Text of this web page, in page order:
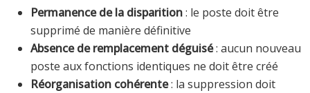
Permanence de la disparition: le poste doit être
supprimé de manière définitive
Absence de remplacement déguisé: aucun nouveau
poste aux fonctions identiques ne doit être créé
Réorganisation cohérente: la suppression doit